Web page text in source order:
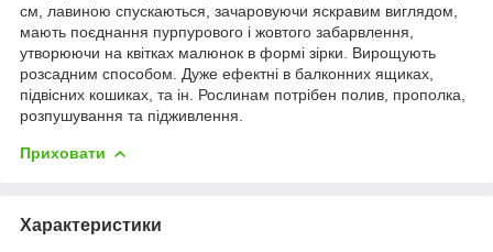
см, лавиною спускаються, зачаровуючи яскравим виглядом,
мають поєднання пурпурового і жовтого забарвлення,
утворюючи на квітках малюнок в формі зірки. Вирощують
розсадним способом. Дуже ефектні в балконних ящиках,
підвісних кошиках, та ін. Рослинам потрібен полив, прополка,
розпушування та підживлення.
Приховати
Характеристики